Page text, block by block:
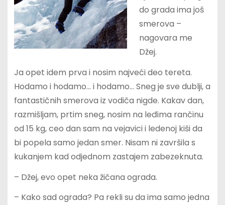
do grada ima još
smerova –
nagovara me
Džej.
Ja opet idem prva i nosim najveći deo tereta.
Hodamo i hodamo… i hodamo… Sneg je sve dublji, a
fantastičnih smerova iz vodiča nigde. Kakav dan,
razmišljam, prtim sneg, nosim na leđima rančinu
od 15 kg, ceo dan sam na vejavici i ledenoj kiši da
bi popela samo jedan smer. Nisam ni završila s
kukanjem kad odjednom zastajem zabezeknuta.
– Džej, evo opet neka žičana ograda.
– Kako sad ograda? Pa rekli su da ima samo jedna